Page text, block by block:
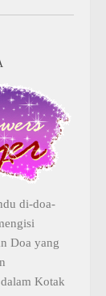
di-doa-
Doa yang
Kotak